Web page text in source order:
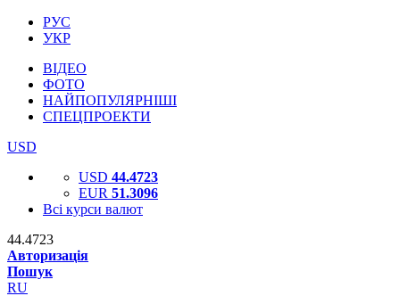
РУС
УКР
ВІДЕО
ФОТО
НАЙПОПУЛЯРНІШІ
СПЕЦПРОЕКТИ
USD
USD 44.4723
EUR 51.3096
Всі курси валют
44.4723
Авторизація
Пошук
RU